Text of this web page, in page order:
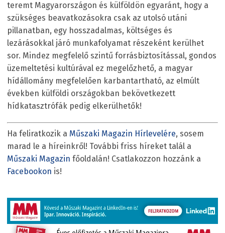
teremt Magyarországon és külföldön egyaránt, hogy a
szükséges beavatkozásokra csak az utolsó utáni
pillanatban, egy hosszadalmas, költséges és
lezárásokkal járó munkafolyamat részeként kerülhet
sor. Mindez megfelelő szintű forrásbiztosítással, gondos
üzemeltetési kultúrával ez megelőzhető, a magyar
hídállomány megfelelően karbantartható, az elmúlt
években külföldi országokban bekövetkezett
hídkatasztrófák pedig elkerülhetők!
Ha feliratkozik a Műszaki Magazin Hírlevelére, sosem
marad le a híreinkről! További friss híreket talál a
Műszaki Magazin főoldalán! Csatlakozzon hozzánk a
Facebookon is!